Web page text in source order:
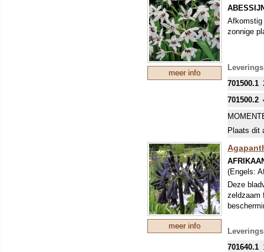
meer info
Afkomstig
zonnige
701500.1
701500.2
Plaats dit
meer info
(Engels:
Deze
zeldzaam
701640.1